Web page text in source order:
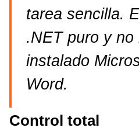
tarea sencilla.
.NET puro y
instalado
Word.
Control total